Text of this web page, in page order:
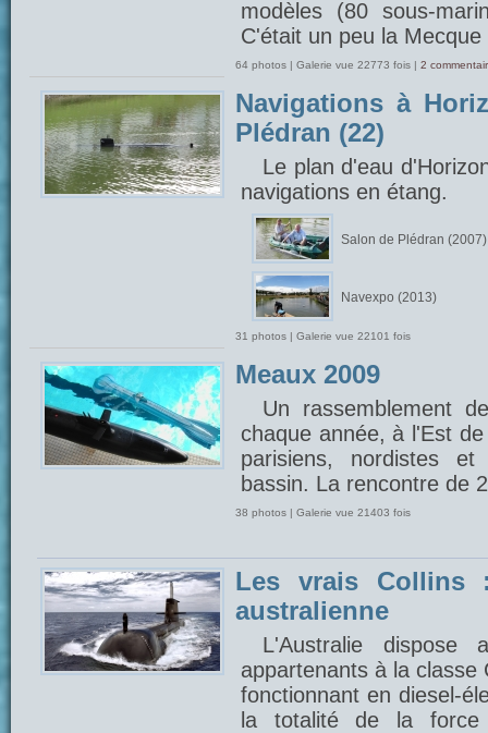
modèles (80 sous-
C'était un peu la
64 photos | Galerie vue 22773 fois | 2
Navigations à
Plédran (22)
Le plan d'eau
navigations en étang.
Salon de Plédran (2007)
Navexpo (2013)
31 photos | Galerie vue 22101 fois
Meaux 2009
Un rassemblement
chaque année, à l'Est
parisiens, nordistes
bassin. La rencontre de
38 photos | Galerie vue 21403 fois
Les vrais Collins
australienne
L'Australie dispose
appartenants à la classe
fonctionnant en diesel-
la totalité de la force